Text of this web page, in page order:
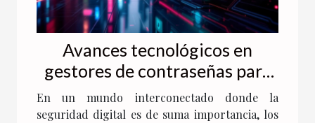
Avances tecnológicos en
gestores de contraseñas para
plataformas móviles
En un mundo interconectado donde la
seguridad digital es de suma importancia, los